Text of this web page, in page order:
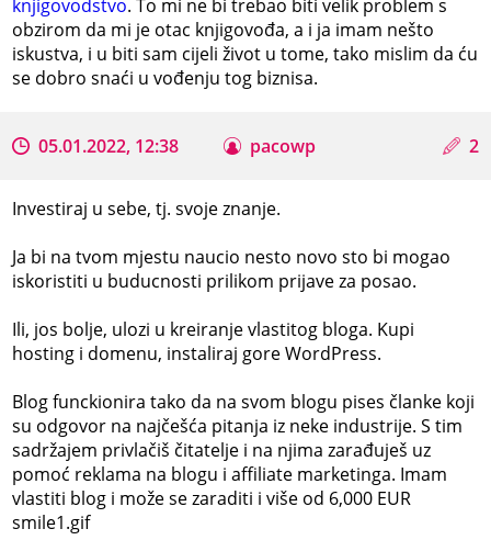
knjigovodstvo. To mi ne bi trebao biti velik problem s
obzirom da mi je otac knjigovođa, a i ja imam nešto
iskustva, i u biti sam cijeli život u tome, tako mislim da ću
se dobro snaći u vođenju tog biznisa.
05.01.2022, 12:38 pacowp 2
Investiraj u sebe, tj. svoje znanje.
Ja bi na tvom mjestu naucio nesto novo sto bi mogao
iskoristiti u buducnosti prilikom prijave za posao.
Ili, jos bolje, ulozi u kreiranje vlastitog bloga. Kupi
hosting i domenu, instaliraj gore WordPress.
Blog funckionira tako da na svom blogu pises članke koji
su odgovor na najčešća pitanja iz neke industrije. S tim
sadržajem privlačiš čitatelje i na njima zarađuješ uz
pomoć reklama na blogu i affiliate marketinga. Imam
vlastiti blog i može se zaraditi i više od 6,000 EUR
smile1.gif